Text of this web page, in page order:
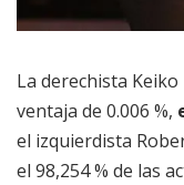
La derechista
ventaja de 0.006 %,
el izquierdista
el 98,254 % de las